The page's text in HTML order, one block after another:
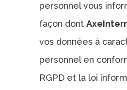
personnel vous
façon dont
vos données à
personnel en
RGPD et la loi